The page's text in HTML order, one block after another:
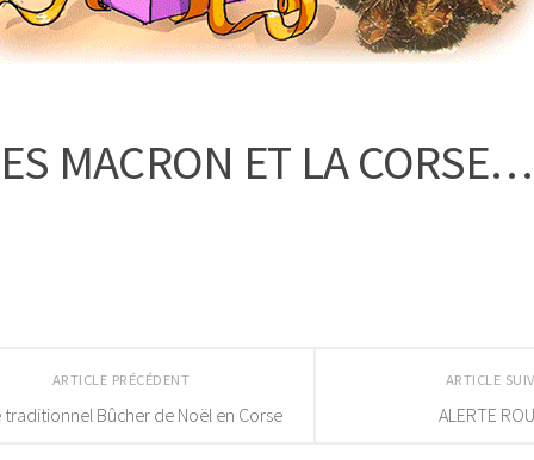
MACRON ET LA CORSE…
ARTICLE
ALERTE
ARTICLE PRÉCÉDENT
traditionnel Bûcher de Noël en Corse